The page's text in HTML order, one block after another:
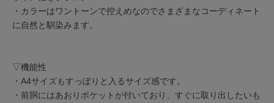
・カラーはワントーンで控えめなのでさまざまなコーディネート
に自然と馴染みます。
▽機能性
・A4サイズもすっぽりと入るサイズ感です。
・前胴にはあおりポケットが付いており、すぐに取り出したいも